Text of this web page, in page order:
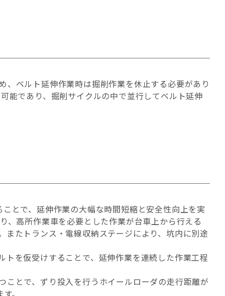
ベルト延伸作業時は掘削作業を休止する必要があり
能であり、掘削サイクルの中で並行してベルト延伸
とで、延伸作業の大幅な時間短縮と安全性向上を実
、高所作業車を必要とした作業が台車上から行える
たトランス・電線収納ステージにより、坑内に別途
を仮受けすることで、延伸作業を連続した作業工程
とで、ずり投入を行うホイールローダの走行距離が
。